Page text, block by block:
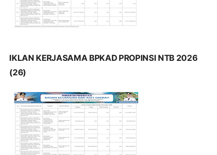
IKLAN KERJASAMA BPKAD PROPINSI NTB 2026
(26)